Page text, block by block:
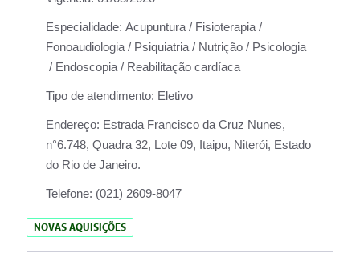
Especialidade: Acupuntura / Fisioterapia /
Fonoaudiologia / Psiquiatria / Nutrição / Psicologia
/ Endoscopia / Reabilitação cardíaca
Tipo de atendimento: Eletivo
Endereço: Estrada Francisco da Cruz Nunes,
n°6.748, Quadra 32, Lote 09, Itaipu, Niterói, Estado
do Rio de Janeiro.
Telefone: (021) 2609-8047
NOVAS AQUISIÇÕES